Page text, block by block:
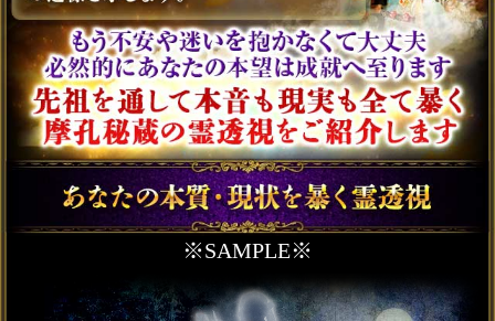
あなたを見守る先祖の霊の正体を見極めるため、
過去世へと遡り、その霊がどのような時代に生き
ていたのかを探ります。さらに、その霊とあなた
との因縁を解き明かし、現在の性格や才能、魅
力、そして運命の流れにどのような影響を与えて
いるのかを明らかにしていきます。
秘蔵の結願霊視【晩年ま
生録25項◆成功/幸福